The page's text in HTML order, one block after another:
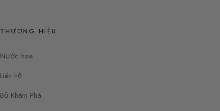
THƯƠNG HIỆU
Nước hoa
Liên hệ
Bộ Khám Phá